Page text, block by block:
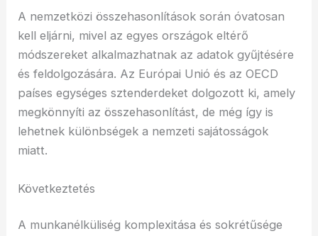
A nemzetközi összehasonlítások során óvatosan
kell eljárni, mivel az egyes országok eltérő
módszereket alkalmazhatnak az adatok gyűjtésére
és feldolgozására. Az Európai Unió és az OECD
países egységes sztenderdeket dolgozott ki, amely
megkönnyíti az összehasonlítást, de még így is
lehetnek különbségek a nemzeti sajátosságok
miatt.
Következtetés
A munkanélküliség komplexitása és sokrétűsége